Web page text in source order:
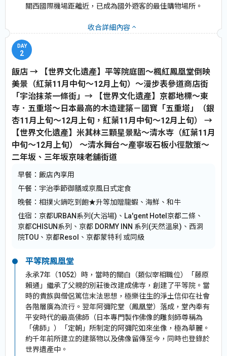
關西國際機場距離近，已成為國外遊客的最佳購物場所。
收合詳細內容
2
飯店 → 【世界文化遺產】平等院庭園～楓紅鳳凰堂倒映
美景（紅葉11月中旬～12月上旬）～漫步表參道商店街
「宇治抹茶一條街」→ 【世界文化遺產】京都地標～東
寺．五重塔～日本最高的木造建築－國寶「五重塔」（銀
杏11月上旬～12月上旬，紅葉11月中旬～12月上旬） →
【世界文化遺產】米其林三顆星景點～清水寺（紅葉11月
中旬～12月上旬） ～清水舞台～產寧坂石板小徑散策～
二年坂、三年坂京味老舖街道
早餐： 飯店內享用
午餐： 宇治季節御膳或京風日式定食
晚餐： 相撲火鍋吃到飽★升等加贈龍蝦、海鮮、和牛
住宿： 京都URBAN系列(大浴場)、La'gent Hotel京都二條、
京都CHISUN系列、京都 DORMY INN 系列(天然溫泉)、西洞
院TOU、京都Resol、京都蒙特利 或同級
平等院鳳凰堂
永承7年（1052）時，當時的關白（類似宰相職位）「藤原
賴通」繼承了父親的別莊後改建成佛寺，創建了平等院。當
時的貴族與僧侶篤信末法思想，極樂往生的淨土信仰在社會
各階層廣為流行。翌年阿彌陀堂（鳳凰堂）落成，堂內奉有
平安時代的最高佛師（日本專門製作佛像的雕刻師尊稱為
「佛師」）「定朝」所制定的阿彌陀如來坐像，極為華麗。
約千年前所建立的建築物以及佛像留傳至今，同時也登錄於
世界遺產中。